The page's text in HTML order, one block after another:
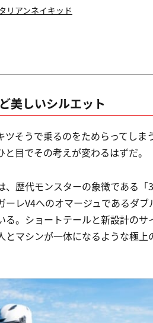
リアンネイキッド
美しいシルエット
ツそうで乗るのをためらってし
目でその考えが変わるはずだ。
歴代モンスターの象徴である「
レV4へのオマージュであるダブ
。ショートテールと新設計のサ
マシンが一体になるような極上